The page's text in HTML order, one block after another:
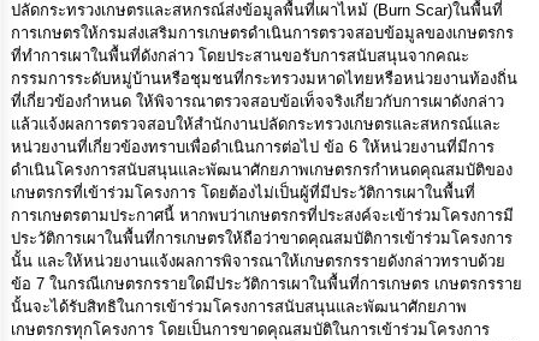
กิจการ
สภา
ท้อง
ถิ่น
ของ
เรา
การ
จัดการ
ความ
รู้
ปลัดกระทรวงเกษตรและสหกรณ์ส่งข้อมูลพื้นที่เผาไหม้ (Burn Scar)ในพื้นที่
การเกษตรให้กรมส่งเสริมการเกษตรดำเนินการตรวจสอบข้อมูลของเกษตรกร
ที่ทำการเผาในพื้นที่ดังกล่าว โดยประสานขอรับการสนับสนุนจากคณะ
กรรมการระดับหมู่บ้านหรือชุมชนที่กระทรวงมหาดไทยหรือหน่วยงานท้องถิ่น
ที่เกี่ยวข้องกำหนด ให้พิจารณาตรวจสอบข้อเท็จจริงเกี่ยวกับการเผาดังกล่าว
แล้วแจ้งผลการตรวจสอบให้สำนักงานปลัดกระทรวงเกษตรและสหกรณ์และ
หน่วยงานที่เกี่ยวข้องทราบเพื่อดำเนินการต่อไป ข้อ 6 ให้หน่วยงานที่มีการ
ดำเนินโครงการสนับสนุนและพัฒนาศักยภาพเกษตรกรกำหนดคุณสมบัติของ
เกษตรกรที่เข้าร่วมโครงการ โดยต้องไม่เป็นผู้ที่มีประวัติการเผาในพื้นที่
การเกษตรตามประกาศนี้ หากพบว่าเกษตรกรที่ประสงค์จะเข้าร่วมโครงการมี
ประวัติการเผาในพื้นที่การเกษตรให้ถือว่าขาดคุณสมบัติการเข้าร่วมโครงการ
นั้น และให้หน่วยงานแจ้งผลการพิจารณาให้เกษตรกรรายดังกล่าวทราบด้วย
ข้อ 7 ในกรณีเกษตรกรรายใดมีประวัติการเผาในพื้นที่การเกษตร เกษตรกรราย
นั้นจะได้รับสิทธิในการเข้าร่วมโครงการสนับสนุนและพัฒนาศักยภาพ
เกษตรกรทุกโครงการ โดยเป็นการขาดคุณสมบัติในการเข้าร่วมโครงการ